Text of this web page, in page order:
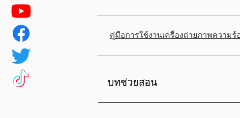
คู่มือการใช้งานเครื่องถ่ายภาพความร้อ
บทช่วยสอน